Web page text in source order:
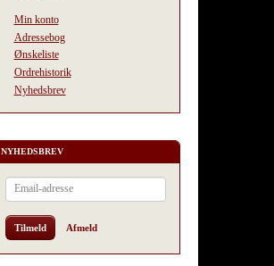
Min konto
Adressebog
Ønskeliste
Ordrehistorik
Nyhedsbrev
NYHEDSBREV
Email-
adresse
Tilmeld Afmeld